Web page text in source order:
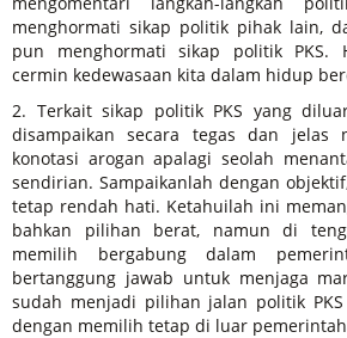
menghormati sikap politik pihak lain,
pun menghormati sikap politik PKS.
cermin kedewasaan kita dalam hidup
2. Terkait sikap politik PKS yang
disampaikan secara tegas dan jelas
konotasi arogan apalagi seolah
sendirian. Sampaikanlah dengan
tetap rendah hati. Ketahuilah ini
bahkan pilihan berat, namun di
memilih bergabung dalam
bertanggung jawab untuk menjaga
sudah menjadi pilihan jalan politik
dengan memilih tetap di luar